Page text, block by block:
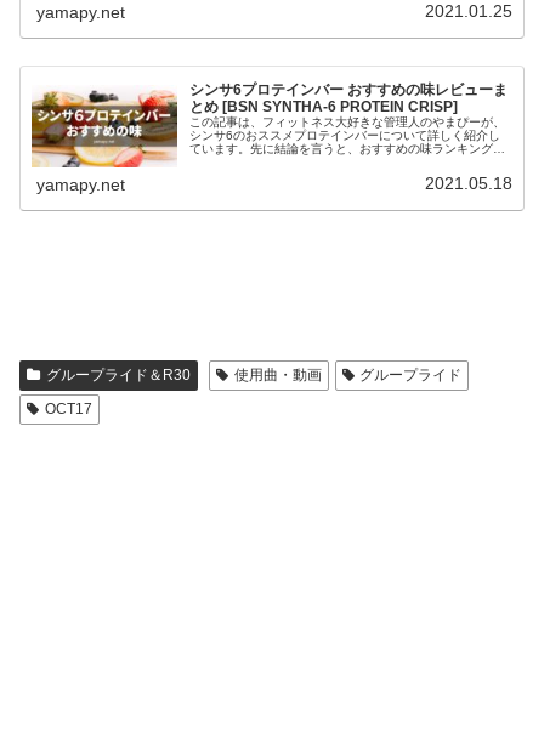
yamapy.net 2021.01.25
シンサ6プロテインバー おすすめの味レビューま
とめ [BSN SYNTHA-6 PROTEIN CRISP]
この記事は、フィットネス大好きな管理人のやまぴーが、
シンサ6のおススメプロテインバーについて詳しく紹介し
ています。先に結論を言うと、おすすめの味ランキングト
yamapy.net 2021.05.18
グループライド＆R30 使用曲・動画
グループライド
OCT17